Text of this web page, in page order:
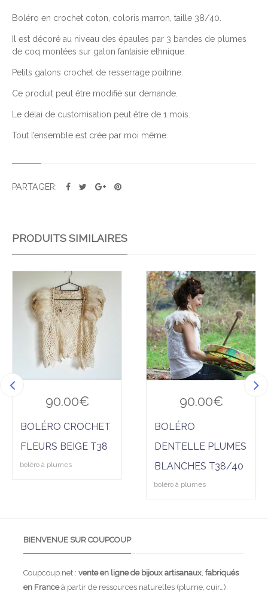
Boléro en crochet coton, coloris marron, taille 38/40.
Il est décoré au niveau des épaules par 3 bandes de plumes
de coq montées sur galon fantaisie ethnique.
Petits galons crochet de resserrage poitrine.
Ce produit peut être modifié sur demande.
Le délai de customisation peut être de 1 mois.
Tout l’ensemble est crée par moi même.
PARTAGER:
PRODUITS SIMILAIRES
uter
90.00€
BOLÉRO CROCHET
FLEURS BEIGE T38
boléro à plumes
Ajo
uter
à la
wis
hlist
90.00€
BOLÉRO
DENTELLE PLUMES
BLANCHES T38/40
boléro à plumes
BIENVENUE SUR COUPCOUP
Coupcoup.net : vente en ligne de bijoux artisanaux fabriqués
en Franceà partir de ressources naturelles (plume, cuir…).